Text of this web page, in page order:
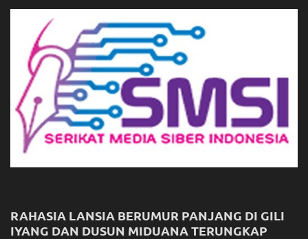
RAHASIA LANSIA BERUMUR PANJANG DI GILI
IYANG DAN DUSUN MIDUANA TERUNGKAP